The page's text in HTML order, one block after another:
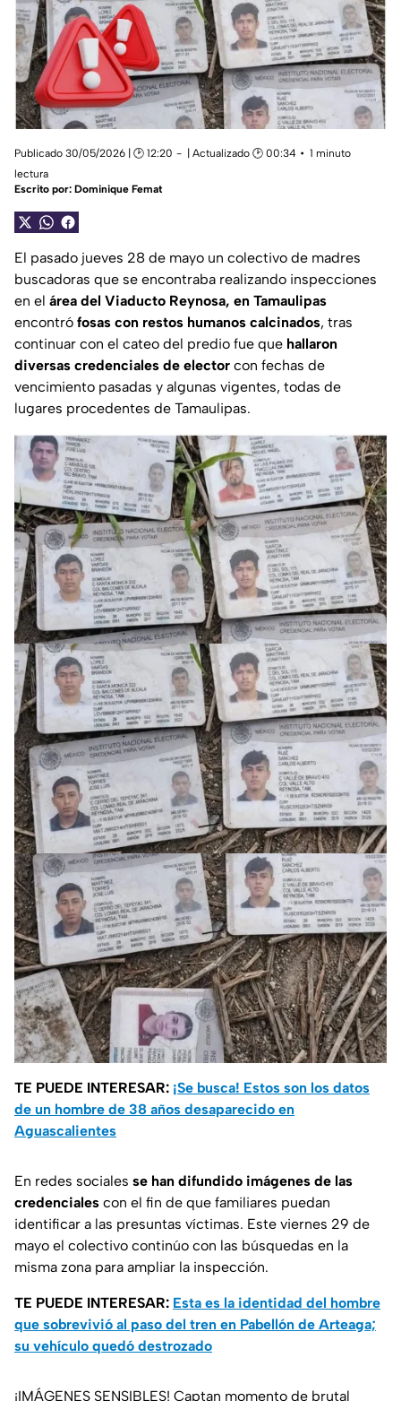
Publicado 30/05/2026 | 🕑 12:20 | Actualizado 🕑 00:34
1 minuto
lectura
Escrito por: Dominique Femat
El pasado jueves 28 de mayo un colectivo de madres
buscadoras que se encontraba realizando inspecciones
en el área del Viaducto Reynosa, en Tamaulipas
encontró fosas con restos humanos calcinados, tras
continuar con el cateo del predio fue que hallaron
diversas credenciales de elector con fechas de
vencimiento pasadas y algunas vigentes, todas de
lugares procedentes de Tamaulipas.
TE PUEDE INTERESAR: ¡Se busca! Estos son los datos
de un hombre de 38 años desaparecido en
Aguascalientes
En redes sociales se han difundido imágenes de las
credenciales con el fin de que familiares puedan
identificar a las presuntas víctimas. Este viernes 29 de
mayo el colectivo continúo con las búsquedas en la
misma zona para ampliar la inspección.
TE PUEDE INTERESAR: Esta es la identidad del hombre
que sobrevivió al paso del tren en Pabellón de Arteaga;
su vehículo quedó destrozado
¡IMÁGENES SENSIBLES! Captan momento de brutal